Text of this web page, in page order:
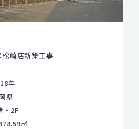
松崎店新築工事
年
県
・2F
㎡